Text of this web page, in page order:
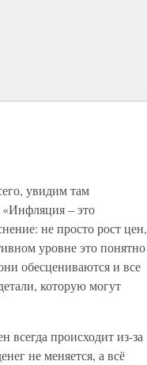
увидим там
– это
не просто рост цен,
уровне это понятно
обесцениваются и все
которую могут
всегда происходит из-за
не меняется, а всё